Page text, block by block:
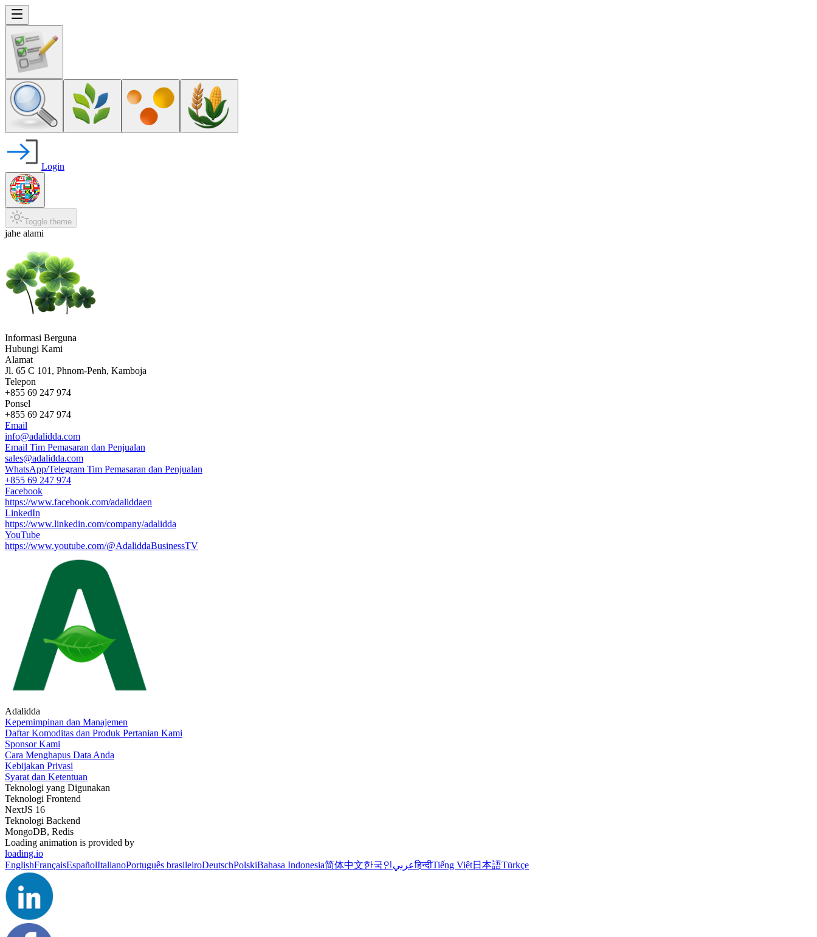
Login
Toggle theme
jahe alami
Informasi Berguna
Hubungi Kami
Alamat
Jl. 65 C 101, Phnom-Penh, Kamboja
Telepon
+855 69 247 974
Ponsel
+855 69 247 974
Email
info@adalidda.com
Email Tim Pemasaran dan Penjualan
sales@adalidda.com
WhatsApp/Telegram Tim Pemasaran dan Penjualan
+855 69 247 974
Facebook
https://www.facebook.com/adaliddaen
LinkedIn
https://www.linkedin.com/company/adalidda
YouTube
https://www.youtube.com/@AdaliddaBusinessTV
Adalidda
Kepemimpinan dan Manajemen
Daftar Komoditas dan Produk Pertanian Kami
Sponsor Kami
Cara Menghapus Data Anda
Kebijakan Privasi
Syarat dan Ketentuan
Teknologi yang Digunakan
Teknologi Frontend
NextJS 16
Teknologi Backend
MongoDB, Redis
Loading animation is provided by
loading.io
EnglishFrançaisEspañolItalianoPortuguês brasileiroDeutschPolskiBahasa Indonesia简体中文한국인عربيहिन्दीTiếng Việt日本語Türkçe